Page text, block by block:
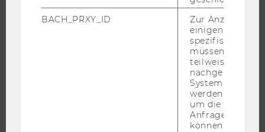
BACH_PRXY_ID
Zur Anzeige von
einigen WU-
spezifischen
müssen
teilweise von
nachgelagerten
System
werden.
um die Antwort
Anfrage
können.